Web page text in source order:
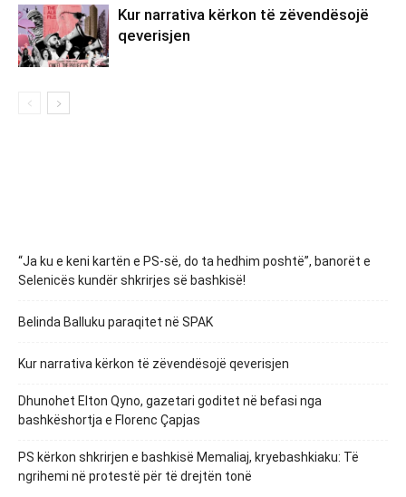
Kur narrativa kërkon të zëvendësojë
qeverisjen
“Ja ku e keni kartën e PS-së, do ta hedhim poshtë”, banorët e
Selenicës kundër shkrirjes së bashkisë!
Belinda Balluku paraqitet në SPAK
Kur narrativa kërkon të zëvendësojë qeverisjen
Dhunohet Elton Qyno, gazetari goditet në befasi nga
bashkëshortja e Florenc Çapjas
PS kërkon shkrirjen e bashkisë Memaliaj, kryebashkiaku: Të
ngrihemi në protestë për të drejtën tonë